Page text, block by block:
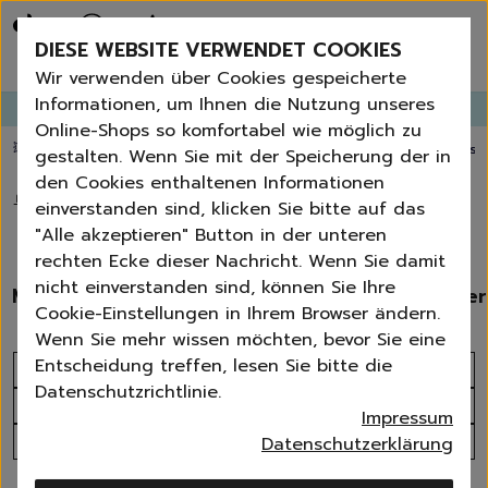
Bestseller
Angebote der Woche
Neu
Essentials für dein Zuhause
Universal & Ökoprodukte
Spring by Jenna
Sets
Reiniger
Küche
Bad | WC
Fenster | Glas | Spiegel
Möbelreiniger
Bodenreiniger
Wischmopps | Besen |
Außenreiniger
Bürsten
Zubehör
Nature All - Öko Reinigung
Erneut bestellen
GANGLETTERabonnieren undbis zu 30%Rabatt erhalten!
💥 Fugenbürste gratis ab 60 € Bestellwert⭐️ 4,8 TrustPilot score📦
🏠 Tücher | Schwämme | Bürsten
Tücher & Schwämme
Mikrofaser-Tücher Schwämme | Schwammtücher
Sortieren nach
Alle Filter
DIESE WEBSITE VERWENDET COOKIES
Wir verwenden über Cookies gespeicherte
Informationen, um Ihnen die Nutzung unseres
Online-Shops so komfortabel wie möglich zu
gestalten. Wenn Sie mit der Speicherung der in
den Cookies enthaltenen Informationen
einverstanden sind, klicken Sie bitte auf das
"Alle akzeptieren" Button in der unteren
rechten Ecke dieser Nachricht. Wenn Sie damit
nicht einverstanden sind, können Sie Ihre
Cookie-Einstellungen in Ihrem Browser ändern.
Wenn Sie mehr wissen möchten, bevor Sie eine
Entscheidung treffen, lesen Sie bitte die
Datenschutzrichtlinie.
Impressum
Datenschutzerklärung